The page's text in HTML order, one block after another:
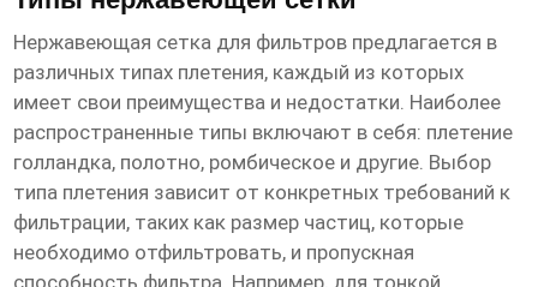
Нержавеющая сетка для фильтров предлагается в
различных типах плетения, каждый из которых
имеет свои преимущества и недостатки. Наиболее
распространенные типы включают в себя: плетение
голландка, полотно, ромбическое и другие. Выбор
типа плетения зависит от конкретных требований к
фильтрации, таких как размер частиц, которые
необходимо отфильтровать, и пропускная